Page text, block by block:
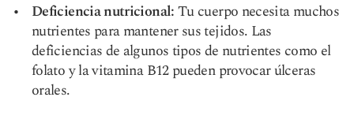
Deficiencia nutricional:Tu cuerpo necesita muchos
nutrientes para mantener sus tejidos. Las
deficiencias de algunos tipos de nutrientes como el
folato y la vitamina B12 pueden provocar úlceras
orales.